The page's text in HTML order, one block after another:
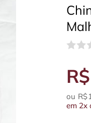
em 2x